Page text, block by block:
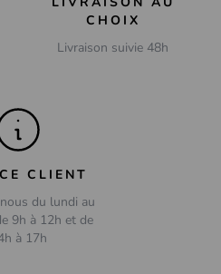
CHOIX
Livraison suivie 48h
CLIENT
du lundi au
9h à 12h et de
à 17h